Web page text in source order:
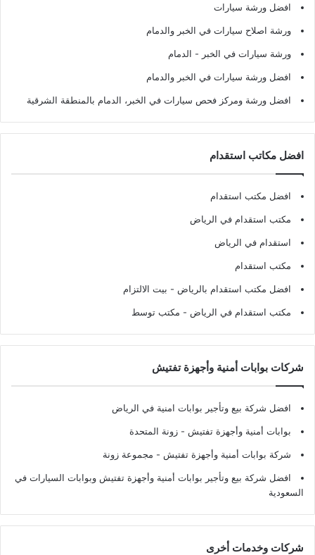
افضل ورشة سيارات
ورشة اصلاح سيارات في الخبر والدمام
ورشة سيارات في الخبر - الدمام
افضل ورشة سيارات في الخبر والدمام
افضل ورشة ومركز فحص سيارات في الخبر، الدمام بالمنطقة الشرقية
افضل مكاتب استقدام
افضل مكتب استقدام
مكتب استقدام في الرياض
استقدام في الرياض
مكتب استقدام
افضل مكتب استقدام بالرياض - بيت الالتزام
مكتب استقدام في الرياض - مكتب توسط
شركات بوابات أمنية وأجهزة تفتيش
افضل شركة بيع وتأجير بوابات امنية في الرياض
بوابات أمنية وأجهزة تفتيش - زونة المتحدة
شركة بوابات أمنية وأجهزة تفتيش - مجموعة زونة
افضل شركة بيع وتأجير بوابات أمنية وأجهزة تفتيش وبوابات السيارات في
السعودية
شركات وخدمات أخرى